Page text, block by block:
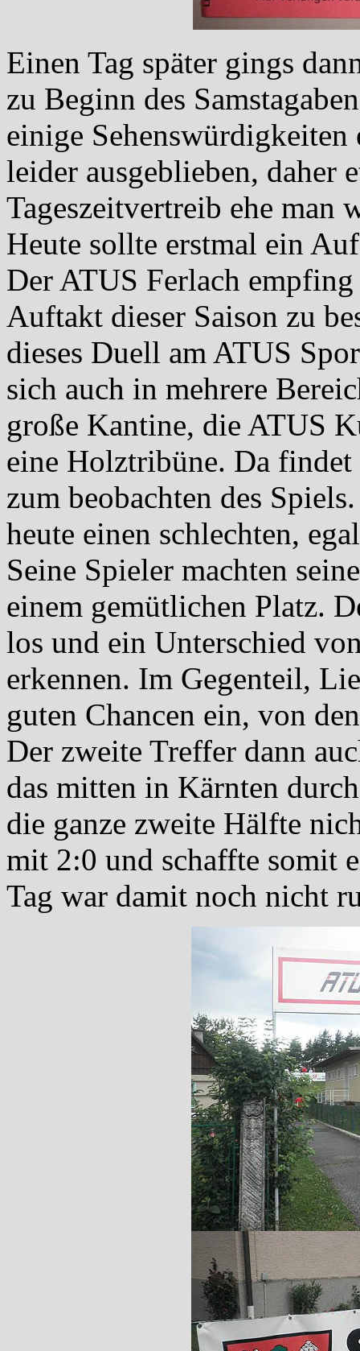
Einen Tag später gings
zu Beginn des
einige
leider ausgeblieben, daher
Tageszeitvertreib ehe man
Heute sollte erstmal ein
Der ATUS Ferlach
Auftakt dieser Saison zu
dieses Duell am ATUS
sich auch in mehrere
große Kantine, die ATUS
eine Holztribüne. Da
zum beobachten des
heute einen schlechten,
Seine Spieler machten
einem gemütlichen Platz.
los und ein Unterschied
erkennen. Im Gegenteil,
guten Chancen ein, von
Der zweite Treffer dann
das mitten in Kärnten
die ganze zweite Hälfte
mit 2:0 und schaffte somit
Tag war damit noch nicht